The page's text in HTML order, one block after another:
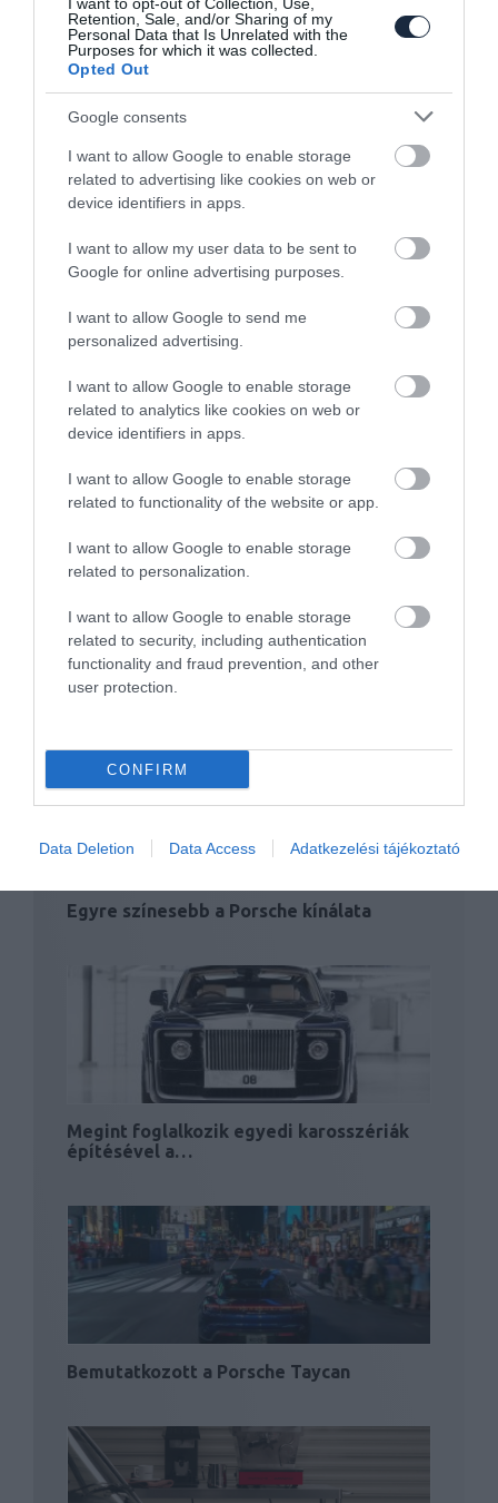
Retention, Sale, and/or Sharing of my
Personal Data that Is Unrelated with the
Purposes for which it was collected.
Opted Out
Google consents
I want to allow Google to enable storage
related to advertising like cookies on web or
device identifiers in apps.
I want to allow my user data to be sent to
Google for online advertising purposes.
I want to allow Google to send me
personalized advertising.
I want to allow Google to enable storage
related to analytics like cookies on web or
device identifiers in apps.
I want to allow Google to enable storage
related to functionality of the website or app.
I want to allow Google to enable storage
related to personalization.
I want to allow Google to enable storage
related to security, including authentication
functionality and fraud prevention, and other
user protection.
CONFIRM
Data Deletion Data Access Adatkezelési tájékoztató
Múltba repít az ID.Buzz a Porsche
segítségével
Porsche kereskedés alkalmazottja csalt el
Sportkocsi és magángép egy mintára? Ezt
célozza meg…
Egyre színesebb a Porsche kínálata
Megint foglalkozik egyedi karosszériák
építésével a…
Bemutatkozott a Porsche Taycan